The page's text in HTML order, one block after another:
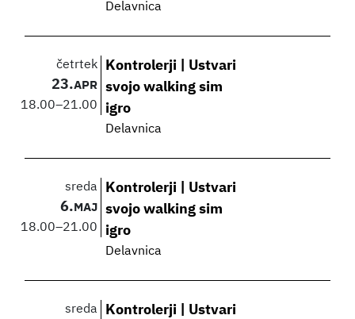
Delavnica
četrtek
23.APR
18.00–21.00
Kontrolerji | Ustvari
svojo walking sim
igro
Delavnica
sreda
6. MAJ
18.00–21.00
Kontrolerji | Ustvari
svojo walking sim
igro
Delavnica
sreda
Kontrolerji | Ustvari